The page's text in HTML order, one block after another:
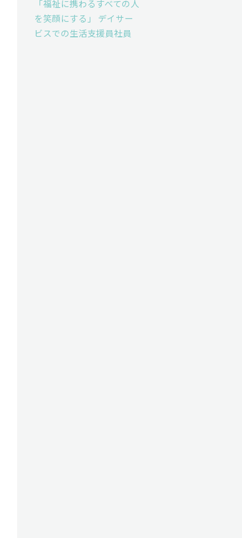
「福祉に携わるすべての人
を笑顔にする」 デイサー
ビスでの生活支援員社員